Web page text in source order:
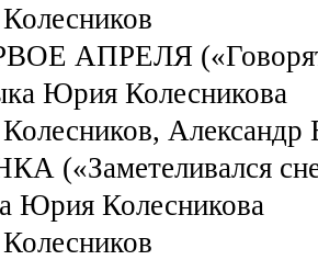
АПРЕЛЯ
Юрия Колесникова
Александр
(«Заметеливался
Юрия Колесникова